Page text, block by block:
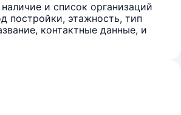
и список организаций
постройки, этажность, тип
контактные данные, и